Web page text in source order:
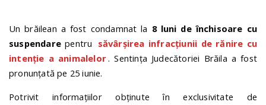
Un brăilean a fost condamnat la 8 luni de închisoare cu
suspendare pentru săvârşirea infracţiunii de rănire cu
intenţie a animalelor. Sentința Judecătoriei Brăila a fost
pronunțată pe 25 iunie.
Potrivit informațiilor obținute în exclusivitate de